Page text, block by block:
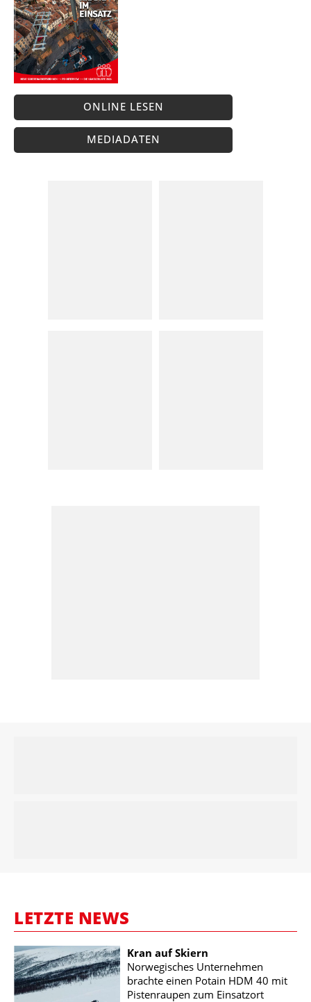
ONLINE LESEN
MEDIADATEN
LETZTE NEWS
Kran auf Skiern
Norwegisches Unternehmen
brachte einen Potain HDM 40 mit
Pistenraupen zum Einsatzort